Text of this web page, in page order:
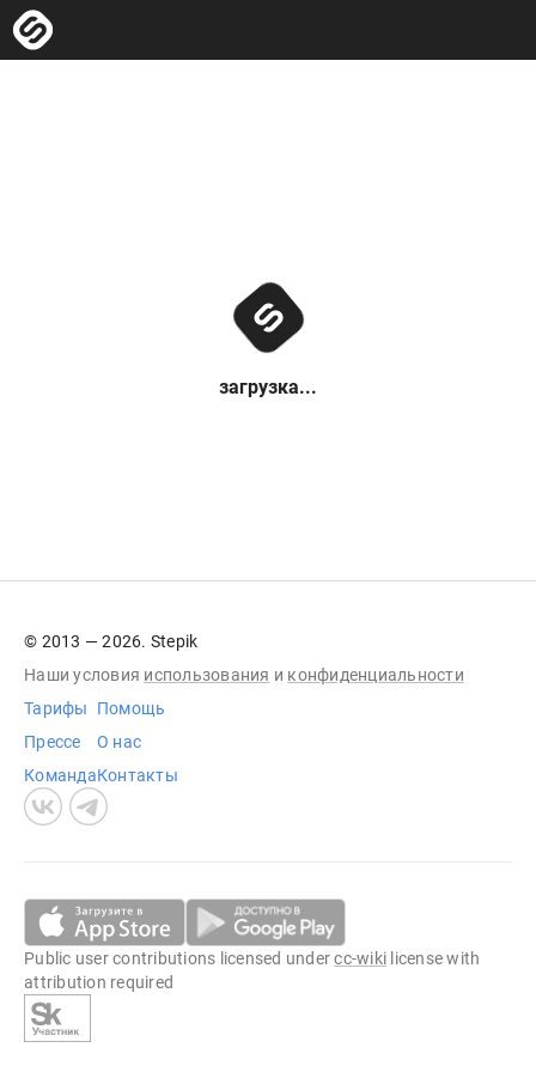
загрузка...
© 2013 — 2026. Stepik
Наши условия использования и конфиденциальности
Тарифы
Прессе
Команда
Помощь
О нас
Контакты
Public user contributions licensed undercc-wiki license with
attribution required